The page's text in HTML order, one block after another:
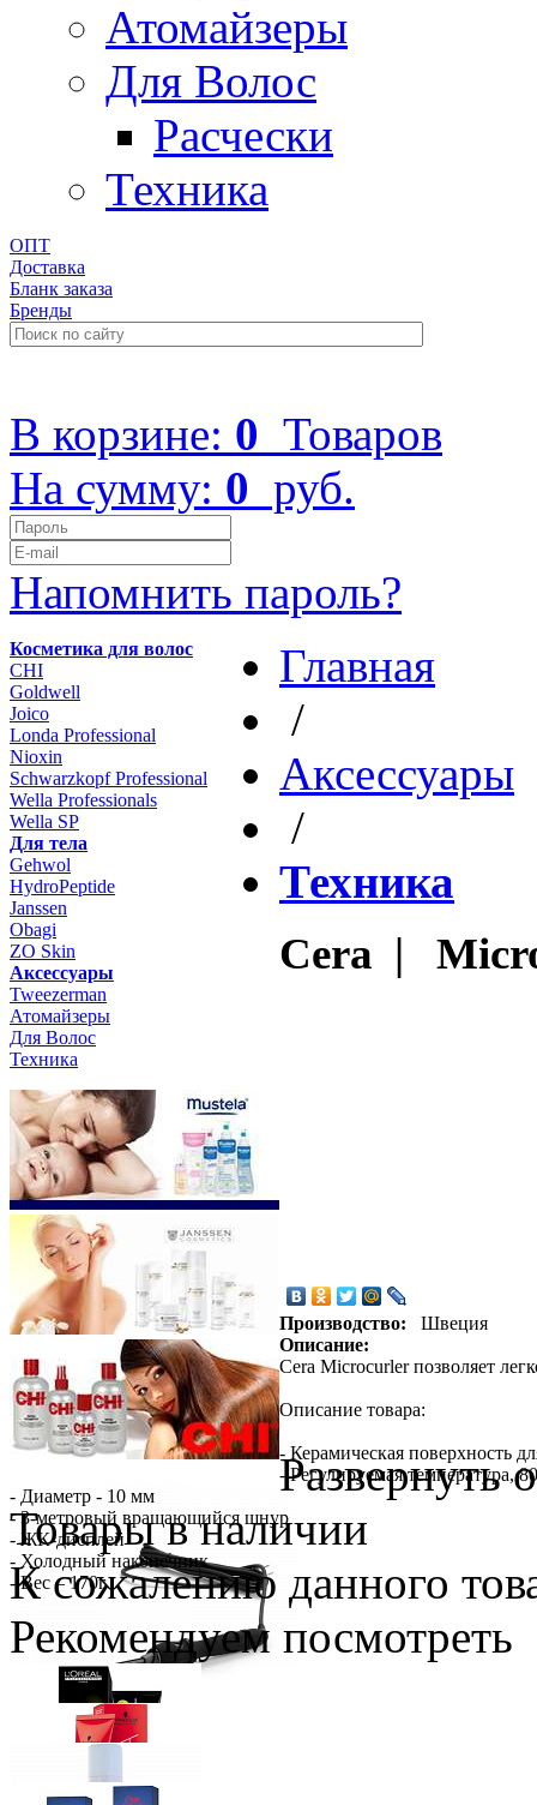
Атомайзеры
Для Волос
Расчески
Техника
ОПТ
Доставка
Бланк заказа
Бренды
В корзине: 0 Товаров
На сумму: 0 руб.
Напомнить пароль?
Косметика для волос
CHI
Goldwell
Joico
Londa Professional
Nioxin
Schwarzkopf Professional
Wella Professionals
Wella SP
Для тела
Gehwol
HydroPeptide
Janssen
Obagi
ZO Skin
Aксессуары
Tweezerman
Атомайзеры
Для Волос
Техника
Главная
/
Aксессуары
/
Техника
Cera |
Производство:
Швеция
Описание:
Cera Microcurler позволяет
Описание товара:
- Керамическая поверхность
- Регулируемая температура,
- Диаметр - 10 мм
- 3-метровый вращающийся шнур
- ЖК-дисплей
- Холодный наконечник
- Вес – 170г
Развернуть
Товары в наличии
К сожалению данного
Рекомендуем посмотреть